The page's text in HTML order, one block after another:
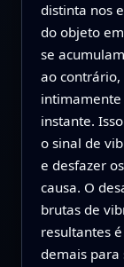
distinta nos
do objeto
se
ao
instante.
o sinal de
e desfazer
causa. O
brutas de
resultantes
demais para